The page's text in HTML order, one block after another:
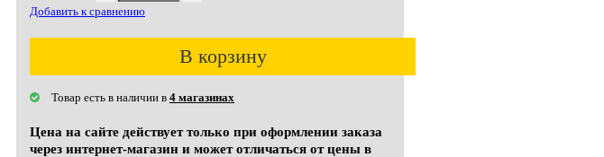
Добавить к сравнению
В корзину
Товар есть в наличии в 4 магазинах
Цена на сайте действует только при оформлении заказа
через интернет-магазин и может отличаться от цены в